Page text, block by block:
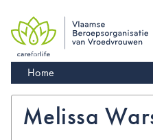
main
navigation
Kruimelpad
Home
Melissa